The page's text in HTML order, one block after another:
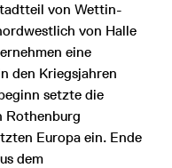
von Wettin-
von Halle
eine
den Kriegsjahren
setzte die
Rothenburg
Europa ein. Ende
dem